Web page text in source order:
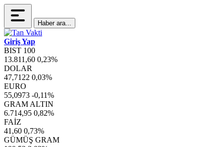
Haber ara...
Giriş Yap
BIST 100
13.811,60 0,23%
DOLAR
47,7122 0,03%
EURO
55,0973 -0,11%
GRAM ALTIN
6.714,95 0,82%
FAİZ
41,60 0,73%
GÜMÜŞ GRAM